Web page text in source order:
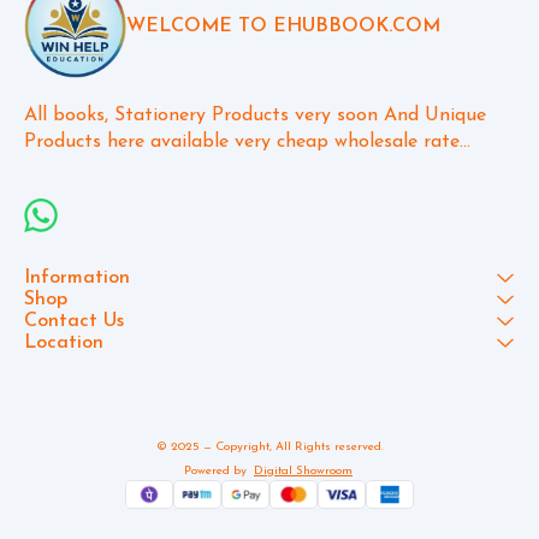
WELCOME TO EHUBBOOK.COM
All books, Stationery Products very soon And Unique
Products here available very cheap wholesale rate...
Information
Shop
Contact Us
Location
© 2025 — Copyright, All Rights reserved.
Powered
by Digital Showroom